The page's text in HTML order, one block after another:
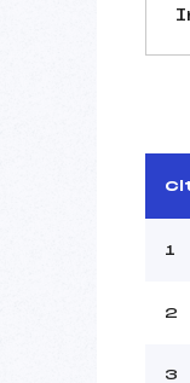
D.T
Dir.
1
2
3